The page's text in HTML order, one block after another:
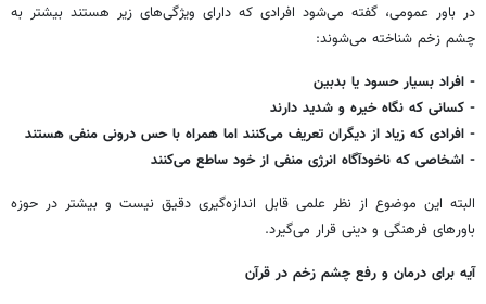
در باور عمومی، گفته می‌شود افرادی که دارای ویژگی‌های زیر هستند بیشتر به
چشم زخم شناخته می‌شوند:
- افراد بسیار حسود یا بدبین
- کسانی که نگاه خیره و شدید دارند
- افرادی که زیاد از دیگران تعریف می‌کنند اما همراه با حس درونی منفی هستند
- اشخاصی که ناخودآگاه انرژی منفی از خود ساطع می‌کنند
البته این موضوع از نظر علمی قابل اندازه‌گیری دقیق نیست و بیشتر در حوزه
باورهای فرهنگی و دینی قرار می‌گیرد.
آیه برای درمان و رفع چشم زخم در قرآن